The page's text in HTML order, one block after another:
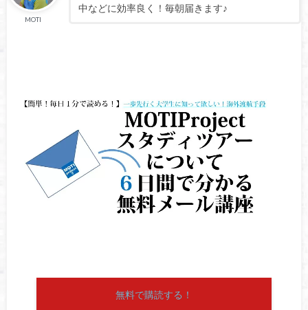
MOTI
中などに効率良く！毎朝届きます♪
無料で購読する！